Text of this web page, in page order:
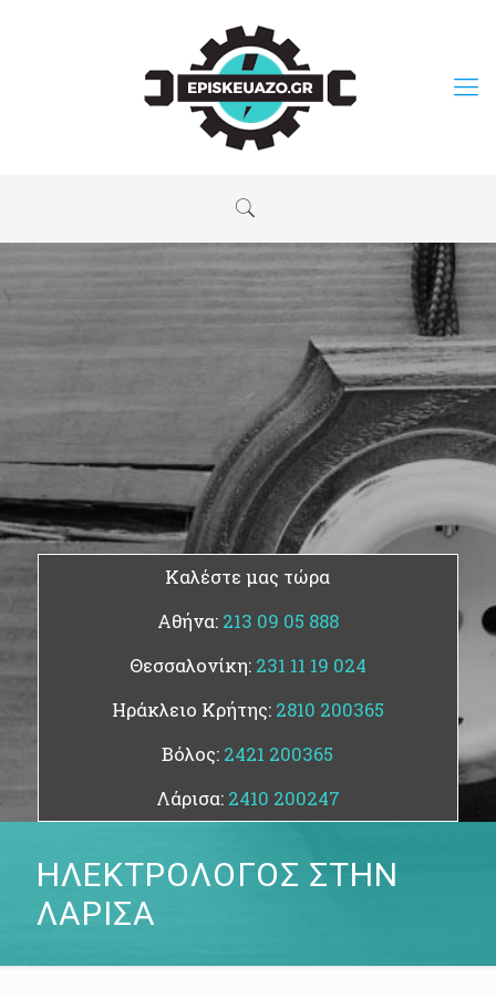
Καλέστε μας τώρα
Αθήνα: 213 09 05 888
Θεσσαλονίκη: 231 11 19 024
Ηράκλειο Κρήτης: 2810 200365
Βόλος: 2421 200365
Λάρισα: 2410 200247
ΗΛΕΚΤΡΟΛΟΓΟΣ ΣΤΗΝ
ΛΑΡΙΣΑ